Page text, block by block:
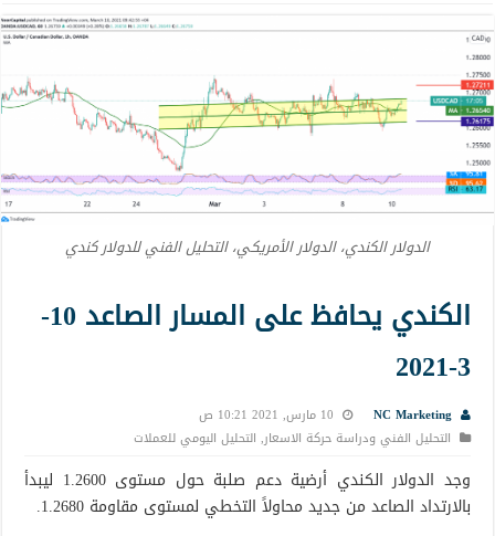
الدولار الكندي، الدولار الأمريكي، التحليل الفني للدولار كندي
الكندي يحافظ على المسار الصاعد 10-
3-2021
NC Marketing
10 مارس, 2021 10:21 ص
التحليل الفني ودراسة حركة الاسعار, التحليل اليومي للعملات
وجد الدولار الكندي أرضية دعم صلبة حول مستوى 1.2600 ليبدأ
بالارتداد الصاعد من جديد محاولاً التخطي لمستوى مقاومة 1.2680.